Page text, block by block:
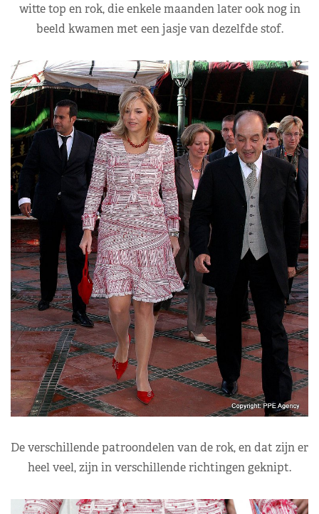
witte top en rok, die enkele maanden later ook nog in
beeld kwamen met een jasje van dezelfde stof.
De verschillende patroondelen van de rok, en dat zijn er
heel veel, zijn in verschillende richtingen geknipt.